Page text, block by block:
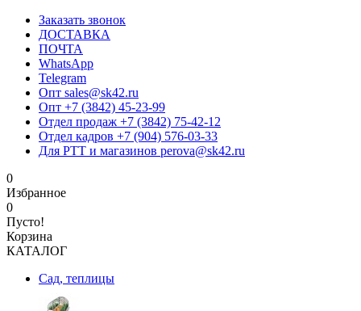
Заказать звонок
ДОСТАВКА
ПОЧТА
WhatsApp
Telegram
Опт sales@sk42.ru
Опт +7 (3842) 45-23-99
Отдел продаж +7 (3842) 75-42-12
Отдел кадров +7 (904) 576-03-33
Для РТТ и магазинов perova@sk42.ru
0
Избранное
0
Пусто!
Корзина
КАТАЛОГ
Сад, теплицы